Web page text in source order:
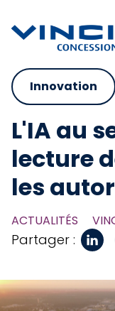
Innovation
L'IA au
lecture
les
ACTUALITÉS
Partager :